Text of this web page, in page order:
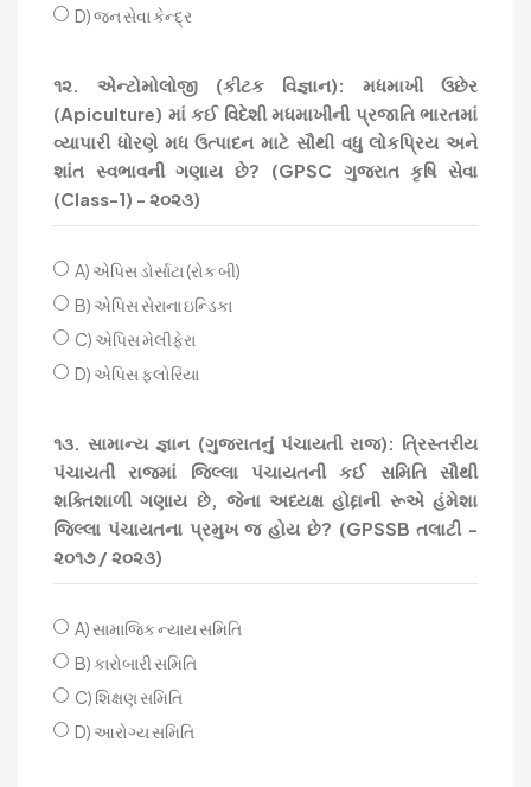
D) જન સેવા કેન્દ્ર
૧૨. એન્ટોમોલોજી (કીટક વિજ્ઞાન): મધમાખી ઉછેર
(Apiculture) માં કઈ વિદેશી મધમાખીની પ્રજાતિ ભારતમાં
વ્યાપારી ધોરણે મધ ઉત્પાદન માટે સૌથી વધુ લોકપ્રિય અને
શાંત સ્વભાવની ગણાય છે? (GPSC ગુજરાત કૃષિ સેવા
(Class-1) - ૨૦૨૩)
A) એપિસ ડોર્સાટા (રોક બી)
B) એપિસ સેરાના ઇન્ડિકા
C) એપિસ મેલીફેરા
D) એપિસ ફ્લોરિયા
૧૩. સામાન્ય જ્ઞાન (ગુજરાતનું પંચાયતી રાજ): ત્રિસ્તરીય
પંચાયતી રાજમાં જિલ્લા પંચાયતની કઈ સમિતિ સૌથી
શક્તિશાળી ગણાય છે, જેના અધ્યક્ષ હોદ્દાની રૂએ હંમેશા
જિલ્લા પંચાયતના પ્રમુખ જ હોય છે? (GPSSB તલાટી -
૨૦૧૭ / ૨૦૨૩)
A) સામાજિક ન્યાય સમિતિ
B) કારોબારી સમિતિ
C) શિક્ષણ સમિતિ
D) આરોગ્ય સમિતિ